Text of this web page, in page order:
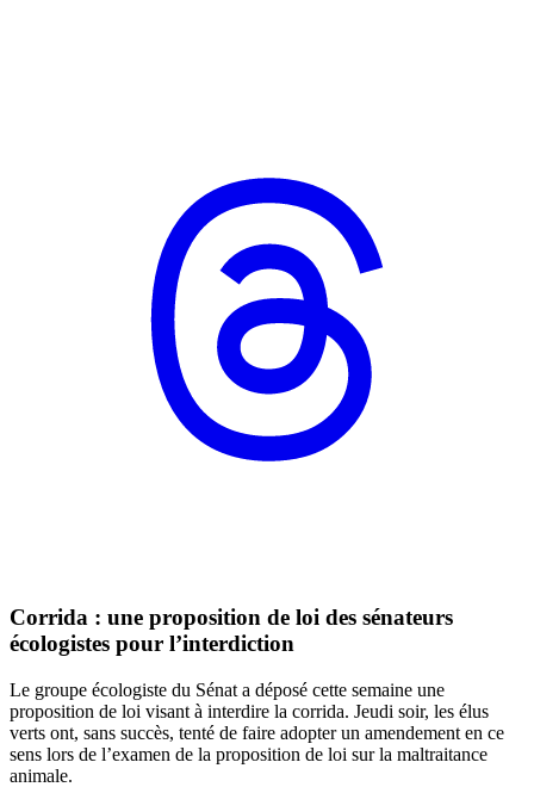
Corrida : une proposition de loi des sénateurs
écologistes pour l’interdiction
Le groupe écologiste du Sénat a déposé cette semaine une
proposition de loi visant à interdire la corrida. Jeudi soir, les élus
verts ont, sans succès, tenté de faire adopter un amendement en ce
sens lors de l’examen de la proposition de loi sur la maltraitance
animale.